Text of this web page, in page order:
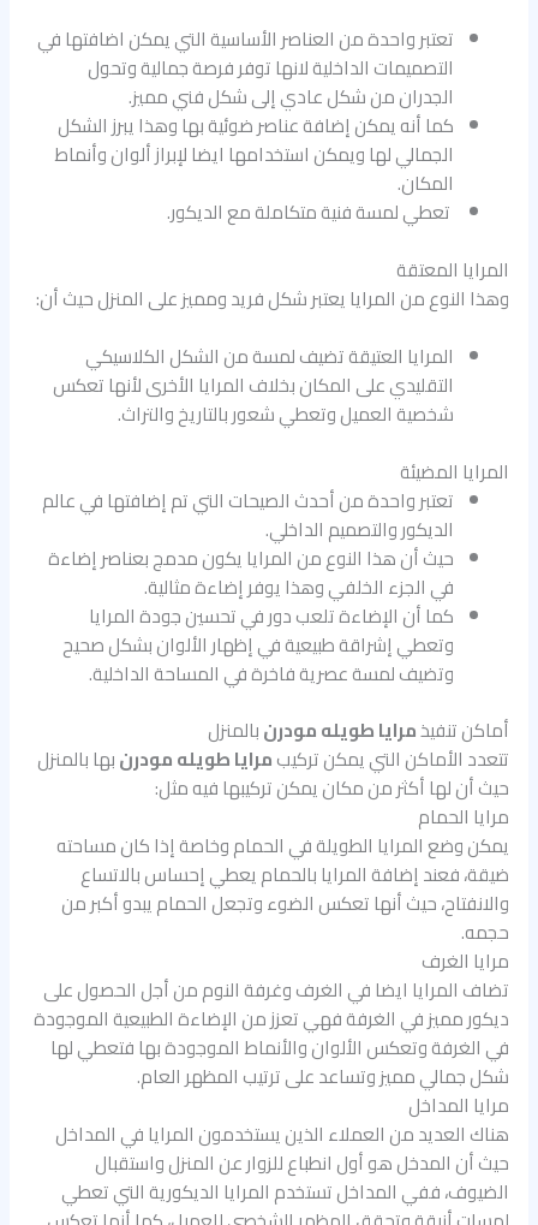
تعتبر واحدة من العناصر الأساسية التي يمكن اضافتها في
التصميمات الداخلية لانها توفر فرصة جمالية وتحول
الجدران من شكل عادي إلى شكل فني مميز.
كما أنه يمكن إضافة عناصر ضوئية بها وهذا يبرز الشكل
الجمالي لها ويمكن استخدامها ايضا لإبراز ألوان وأنماط
المكان.
تعطي لمسة فنية متكاملة مع الديكور.
المرايا المعتقة
وهذا النوع من المرايا يعتبر شكل فريد ومميز على المنزل حيث أن:
المرايا العتيقة تضيف لمسة من الشكل الكلاسيكي
التقليدي على المكان بخلاف المرايا الأخرى لأنها تعكس
شخصية العميل وتعطي شعور بالتاريخ والتراث.
المرايا المضيئة
تعتبر واحدة من أحدث الصيحات التي تم إضافتها في عالم
الديكور والتصميم الداخلي.
حيث أن هذا النوع من المرايا يكون مدمج بعناصر إضاءة
في الجزء الخلفي وهذا يوفر إضاءة مثالية.
كما أن الإضاءة تلعب دور في تحسين جودة المرايا
وتعطي إشراقة طبيعية في إظهار الألوان بشكل صحيح
وتضيف لمسة عصرية فاخرة في المساحة الداخلية.
أماكن تنفيذمرايا طويله مودرنبالمنزل
تتعدد الأماكن التي يمكن تركيبمرايا طويله مودرنبها بالمنزل
حيث أن لها أكثر من مكان يمكن تركيبها فيه مثل:
مرايا الحمام
يمكن وضع المرايا الطويلة في الحمام وخاصة إذا كان مساحته
ضيقة، فعند إضافة المرايا بالحمام يعطي إحساس بالاتساع
والانفتاح، حيث أنها تعكس الضوء وتجعل الحمام يبدو أكبر من
حجمه.
مرايا الغرف
تضاف المرايا ايضا في الغرف وغرفة النوم من أجل الحصول على
ديكور مميز في الغرفة فهي تعزز من الإضاءة الطبيعية الموجودة
في الغرفة وتعكس الألوان والأنماط الموجودة بها فتعطي لها
شكل جمالي مميز وتساعد على ترتيب المظهر العام.
مرايا المداخل
هناك العديد من العملاء الذين يستخدمون المرايا في المداخل
حيث أن المدخل هو أول انطباع للزوار عن المنزل واستقبال
الضيوف، ففي المداخل تستخدم المرايا الديكورية التي تعطي